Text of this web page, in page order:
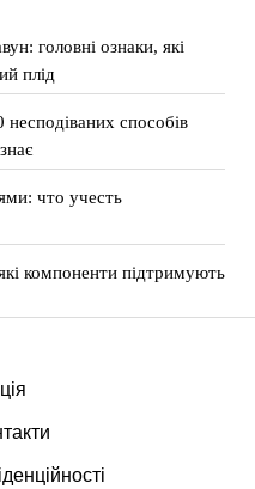
головні ознаки, які
плід
способів
что учесть
компоненти підтримують